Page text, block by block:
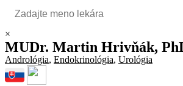
×
MUDr. Martin Hrivňák,
Andrológia, Endokrinológia, Urológia